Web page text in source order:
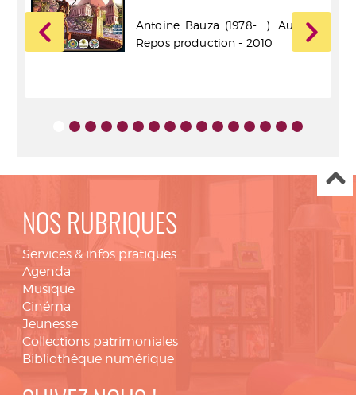
Antoine Bauza (1978-....). Auteur -
Repos production - 2010
NOS RUBRIQUES
Services & infos pratiques
Agenda
Musique
Cinéma
Jeunesse
Collections patrimoniales
Bibliothèque numérique